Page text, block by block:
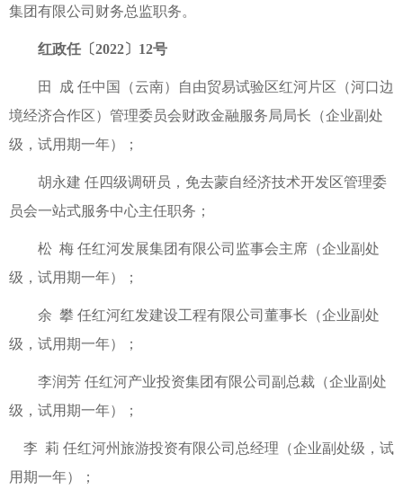
集团有限公司财务总监职务。
红政任〔2022〕12号
田 成 任中国（云南）自由贸易试验区红河片区（河口边
境经济合作区）管理委员会财政金融服务局局长（企业副处
级，试用期一年）；
胡永建 任四级调研员，免去蒙自经济技术开发区管理委
员会一站式服务中心主任职务；
松 梅 任红河发展集团有限公司监事会主席（企业副处
级，试用期一年）；
余 攀 任红河红发建设工程有限公司董事长（企业副处
级，试用期一年）；
李润芳 任红河产业投资集团有限公司副总裁（企业副处
级，试用期一年）；
李 莉 任红河州旅游投资有限公司总经理（企业副处级，试
用期一年）；